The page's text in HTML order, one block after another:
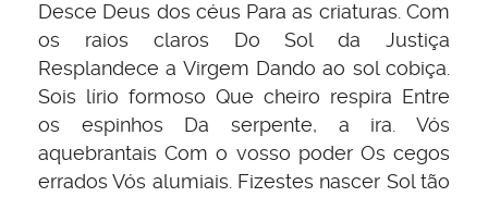
Desce Deus dos céus Para as criaturas. Com
os raios claros Do Sol da Justiça
Resplandece a Virgem Dando ao sol cobiça.
Sois lírio formoso Que cheiro respira Entre
os espinhos Da serpente, a ira. Vós
aquebrantais Com o vosso poder Os cegos
errados Vós alumiais. Fizestes nascer Sol tão